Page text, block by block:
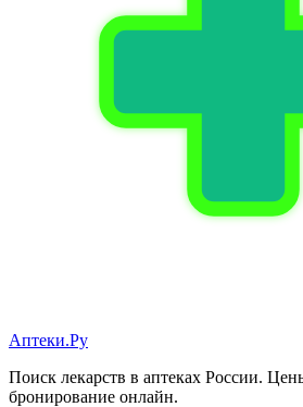
Аптеки.Ру
Поиск лекарств в аптеках России.
бронирование онлайн.